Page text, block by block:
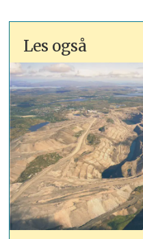
Les også